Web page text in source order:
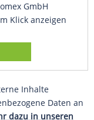
GmbH
Klick anzeigen
Inhalte
Daten an
dazu in unseren